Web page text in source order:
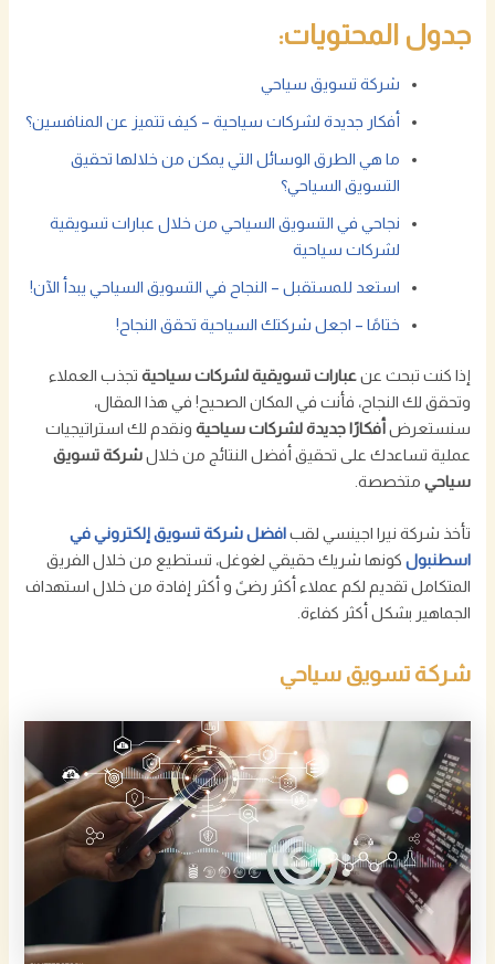
جدول المحتويات:
شركة تسويق سياحي
أفكار جديدة لشركات سياحية – كيف تتميز عن المنافسين؟
ما هي الطرق الوسائل التي يمكن من خلالها تحقيق
التسويق السياحي؟
نجاحي في التسويق السياحي من خلال عبارات تسويقية
لشركات سياحية
استعد للمستقبل – النجاح في التسويق السياحي يبدأ الآن!
ختامًا – اجعل شركتك السياحية تحقق النجاح!
إذا كنت تبحث عنعبارات تسويقية لشركات سياحيةتجذب العملاء
وتحقق لك النجاح، فأنت في المكان الصحيح! في هذا المقال،
سنستعرض أفكارًا جديدة لشركات سياحيةونقدم لك استراتيجيات
عملية تساعدك على تحقيق أفضل النتائج من خلال شركة تسويق
سياحيمتخصصة.
تأخذ شركة نيرا اجينسي لقبافضل شركة تسويق إلكتروني في
اسطنبول كونها شريك حقيقي لغوغل، تستطيع من خلال الفريق
المتكامل تقديم لكم عملاء أكثر رضىً و أكثر إفادة من خلال استهداف
الجماهير بشكل أكثر كفاءة.
شركة تسويق سياحي